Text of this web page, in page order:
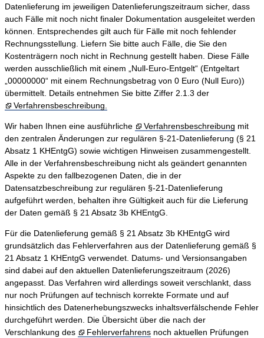
Datenlieferung im jeweiligen Datenlieferungszeitraum sicher, dass
auch Fälle mit noch nicht finaler Dokumentation ausgeleitet werden
können. Entsprechendes gilt auch für Fälle mit noch fehlender
Rechnungsstellung. Liefern Sie bitte auch Fälle, die Sie den
Kostenträgern noch nicht in Rechnung gestellt haben. Diese Fälle
werden ausschließlich mit einem „Null-Euro-Entgelt“ (Entgeltart
„00000000“ mit einem Rechnungsbetrag von 0 Euro (Null Euro))
übermittelt. Details entnehmen Sie bitte Ziffer 2.1.3 der
Verfahrensbeschreibung.
Wir haben Ihnen eine ausführliche Verfahrensbeschreibung mit
den zentralen Änderungen zur regulären §-21-Datenlieferung (§ 21
Absatz 1 KHEntgG) sowie wichtigen Hinweisen zusammengestellt.
Alle in der Verfahrensbeschreibung nicht als geändert genannten
Aspekte zu den fallbezogenen Daten, die in der
Datensatzbeschreibung zur regulären §-21-Datenlieferung
aufgeführt werden, behalten ihre Gültigkeit auch für die Lieferung
der Daten gemäß § 21 Absatz 3b KHEntgG.
Für die Datenlieferung gemäß § 21 Absatz 3b KHEntgG wird
grundsätzlich das Fehlerverfahren aus der Datenlieferung gemäß §
21 Absatz 1 KHEntgG verwendet. Datums- und Versionsangaben
sind dabei auf den aktuellen Datenlieferungszeitraum (2026)
angepasst. Das Verfahren wird allerdings soweit verschlankt, dass
nur noch Prüfungen auf technisch korrekte Formate und auf
hinsichtlich des Datenerhebungszwecks inhaltsverfälschende Fehler
durchgeführt werden. Die Übersicht über die nach der
Verschlankung des
Fehlerverfahrens noch aktuellen Prüfungen